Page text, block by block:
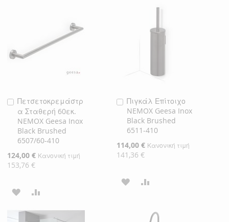
ΕΠΙΘΥΜΙΏΝ
Πετσετοκρεμάστρ
α Σταθερή 60εκ.
NEMOX Geesa Inox
Black Brushed
6507/60-410
Ειδική
Τιμή
124,00 € Κανονική τιμή
153,76 €
Προσθήκη
στο
Καλάθι
ΠΡΟΣΘΉΚΗ
ΣΤΗ ΓΙΑ
Πιγκάλ Επίτοιχο
NEMOX Geesa Inox
Black Brushed
6511-410
Ειδική
Τιμή
114,00 € Κανονική τιμή
141,36 €
Προσθήκη
στο
Καλάθι
ΠΡΟΣΘΉΚΗ
ΛΊΣΤΑΣΎΓΚΡΙΣΗ